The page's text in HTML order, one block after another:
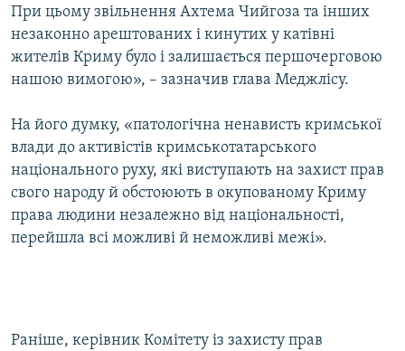
При цьому звільнення Ахтема Чийгоза та інших
незаконно арештованих і кинутих у катівні
жителів Криму було і залишається першочерговою
нашою вимогою», – зазначив глава Меджлісу.
На його думку, «патологічна ненависть кримської
влади до активістів кримськотатарського
національного руху, які виступають на захист прав
свого народу й обстоюють в окупованому Криму
права людини незалежно від національності,
перейшла всі можливі й неможливі межі».
Раніше, керівник Комітету із захисту прав